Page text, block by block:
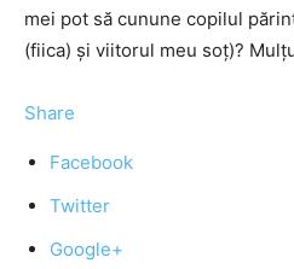
mei pot să cunune copilul
(fiica) şi viitorul meu soţ)?
Share
Facebook
Twitter
Google+